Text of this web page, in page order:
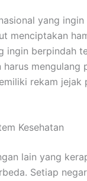
yang
menciptakan
ingin berpindah
mengulang
rekam jejak
Kesehatan
lain yang
Setiap